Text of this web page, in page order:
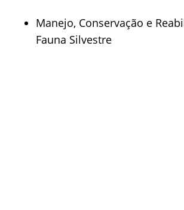
Manejo, Conservação e
Fauna Silvestre